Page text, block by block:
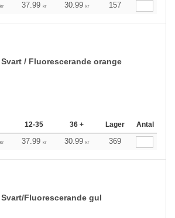
kr 37.99 kr 30.99 kr 157
Svart / Fluorescerande orange
12-35 36 + Lager Antal
kr 37.99 kr 30.99 kr 369
Svart/Fluorescerande gul